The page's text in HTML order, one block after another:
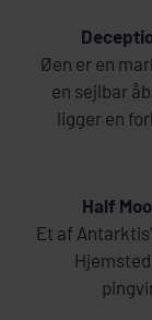
Øen er en
en sejlbar
ligger en
Half
Et af